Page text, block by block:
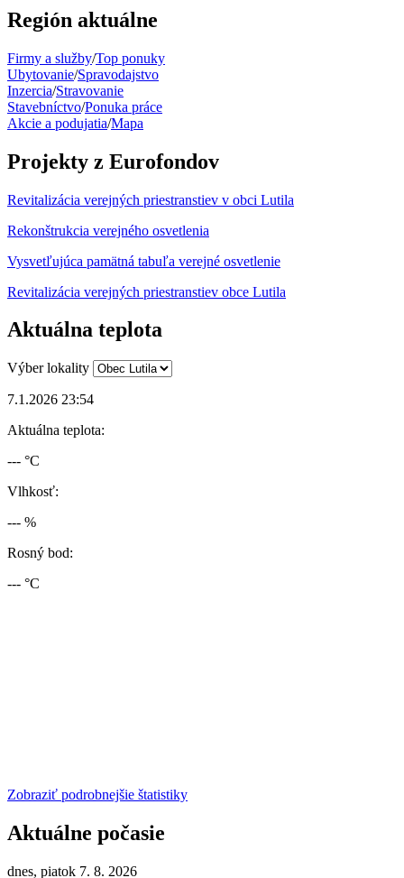
Región aktuálne
Firmy a služby/Top ponuky
Ubytovanie/Spravodajstvo
Inzercia/Stravovanie
Stavebníctvo/Ponuka práce
Akcie a podujatia/Mapa
Projekty z Eurofondov
Revitalizácia verejných priestranstiev v obci Lutila
Rekonštrukcia verejného osvetlenia
Vysvetľujúca pamätná tabuľa verejné osvetlenie
Revitalizácia verejných priestranstiev obce Lutila
Aktuálna teplota
Výber lokality
7.1.2026 23:54
Aktuálna teplota:
--- °C
Vlhkosť:
--- %
Rosný bod:
--- °C
Zobraziť podrobnejšie štatistiky
Aktuálne počasie
dnes, piatok 7. 8. 2026